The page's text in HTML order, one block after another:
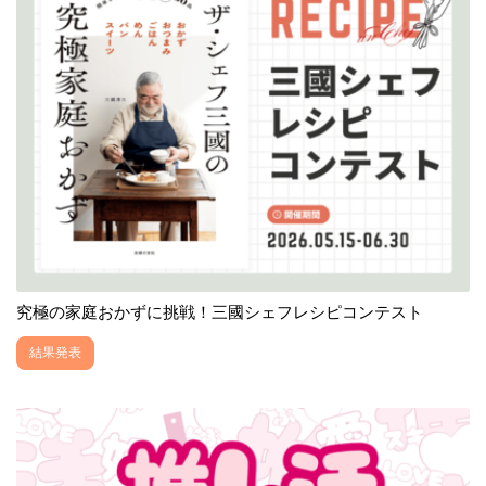
究極の家庭おかずに挑戦！三國シェフレシピコンテスト
結果発表